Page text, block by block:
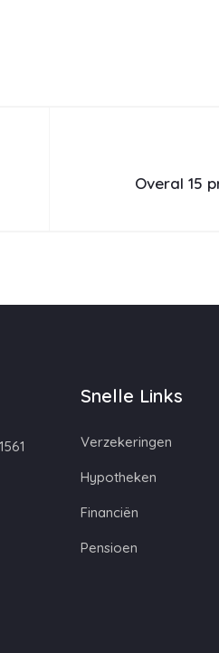
Overal 15
Snelle Links
Verzekeringen
Hypotheken
Financiën
Pensioen